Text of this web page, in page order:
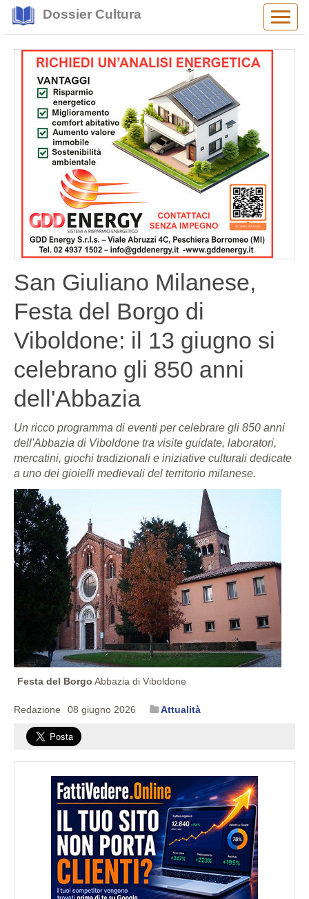
Dossier Cultura
San Giuliano Milanese,
Festa del Borgo di
Viboldone: il 13 giugno si
celebrano gli 850 anni
dell'Abbazia
Un ricco programma di eventi per celebrare gli 850 anni
dell'Abbazia di Viboldone tra visite guidate, laboratori,
mercatini, giochi tradizionali e iniziative culturali dedicate
a uno dei gioielli medievali del territorio milanese.
Festa del Borgo Abbazia di Viboldone
Redazione 08 giugno 2026 Attualità